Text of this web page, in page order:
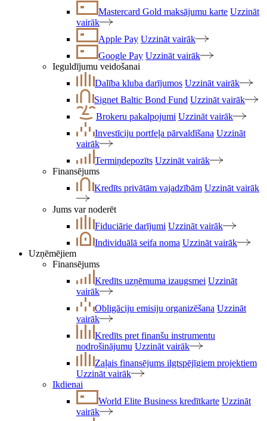
Mastercard Gold maksājumu karte Uzzināt
vairāk
Apple Pay Uzzināt vairāk
Google Pay Uzzināt vairāk
Ieguldījumu veidošanai
Dalība kluba darījumos Uzzināt vairāk
Signet Baltic Bond Fund Uzzināt vairāk
Brokeru pakalpojumi Uzzināt vairāk
Investīciju portfeļa pārvaldīšana Uzzināt
vairāk
Termiņdepozīts Uzzināt vairāk
Finansējums
Kredīts privātām vajadzībām Uzzināt vairāk
Jums var noderēt
Fiduciārie darījumi Uzzināt vairāk
Individuālā seifa noma Uzzināt vairāk
Uzņēmējiem
Finansējums
Kredīts uzņēmuma izaugsmei Uzzināt
vairāk
Obligāciju emisiju organizēšana Uzzināt
vairāk
Kredīts pret finanšu instrumentu
nodrošinājumu Uzzināt vairāk
Zaļais finansējums ilgtspējīgiem projektiem
Uzzināt vairāk
Ikdienai
World Elite Business kredītkarte Uzzināt
vairāk